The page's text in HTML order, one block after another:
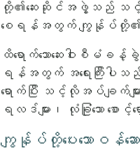
တို့၏ဆေးဆိုင်အဖွဲ့သည် သင့်အား
စေရန်အတွက် ကျွန်ုပ်တို့၏
ထိရောက်သောဆေးဝါးစီမံခ
ရန်အတွက် အရေးကြီးပါသည်
ရောက်ပြီး သင့်လိုအပ်ချက်မျ
ရလဒ်များ၊ လုံခြုံသော စော
ကျွန်ုပ်တို့ပေးသောဝန်ဆေ